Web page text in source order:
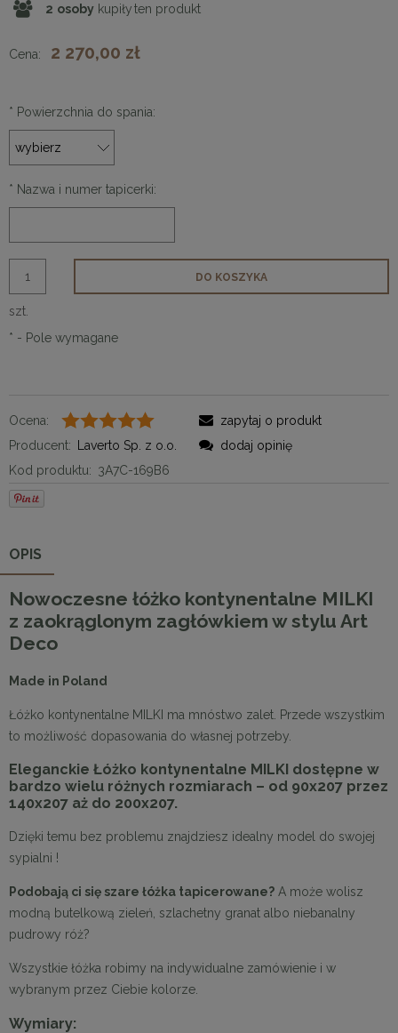
2 osoby kupiłyten produkt
Cena: 2 270,00 zł
* Powierzchnia do spania:
* Nazwa i numer tapicerki:
szt.
DO KOSZYKA
* - Pole wymagane
Ocena:
Producent:
Laverto Sp. z o.o.
Kod produktu: 3A7C-169B6
zapytaj o produkt
dodaj opinię
OPIS
Nowoczesne łóżko kontynentalne MILKI
z zaokrąglonym zagłówkiem w stylu Art
Deco
Made in Poland
Łóżko kontynentalne MILKI ma mnóstwo zalet. Przede wszystkim
to możliwość dopasowania do własnej potrzeby.
Eleganckie Łóżko kontynentalne MILKI dostępne w
bardzo wielu różnych rozmiarach – od 90x207 przez
140x207 aż do 200x207.
Dzięki temu bez problemu znajdziesz idealny model do swojej
sypialni !
Podobają ci się szare łóżka tapicerowane? A może wolisz
modną butelkową zieleń, szlachetny granat albo niebanalny
pudrowy róż?
Wszystkie łóżka robimy na indywidualne zamówienie i w
wybranym przez Ciebie kolorze.
Wymiary: